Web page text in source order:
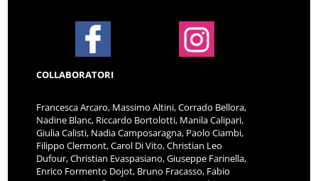
COLLABORATORI
Francesca Arcaro, Massimo Altini, Corrado Bellora,
Nadine Blanc, Riccardo Bortolotti, Manila Calipari,
Giulia Calisti, Nadia Camposaragna, Paolo Ciambi,
Filippo Clermont, Carol Di Vito, Christian Leo
Dufour, Christian Evaspasiano, Giuseppe Farinella,
Enrico Formento Dojot, Bruno Fracasso, Fabio